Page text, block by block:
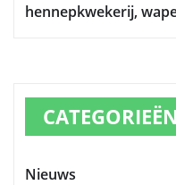
hennepkwekerij,
CATEGORIEËN
Nieuws